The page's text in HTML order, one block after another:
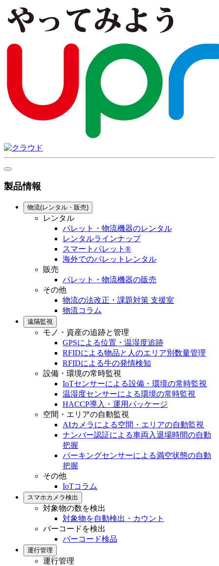
製品情報
物流(レンタル・販売)
レンタル
パレット・物流機器のレンタル
レンタルラインナップ
スマートパレット®
海外でのパレットレンタル
販売
パレット・物流機器の販売
その他
物流の法改正・課題対策 支援室
物流コラム
遠隔監視
モノ・資産の追跡と管理
GPSによる位置・温湿度追跡
RFIDによる物品と人のエリア別数量管理
RFIDによる牛の発情検知
設備・環境の常時監視
IoTセンサーによる設備・環境の常時監視
温湿度センサーによる環境の常時監視
HACCP導入・運用パッケージ
空間・エリアの自動監視
AIカメラによる空間・エリアの自動監視
ナンバー認証による車両入退場時間の自動
把握
パーキングセンサーによる満空状態の自動
把握
その他
IoTコラム
スマホカメラ検出
対象物の数を検出
対象物を自動検出・カウント
バーコードを検出
バーコード検品
運行管理
運行管理